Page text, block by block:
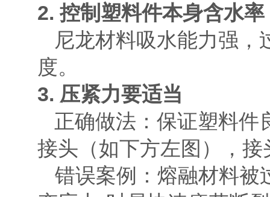
2. 控制塑料件本身含水率
尼龙材料吸水能力强，
度。
3. 压紧力要适当
正确做法：保证塑料件
接头（如下方左图），
错误案例：熔融材料被